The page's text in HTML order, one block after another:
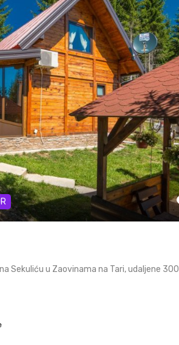
Sekuliću u Zaovinama na Tari, udaljene 300